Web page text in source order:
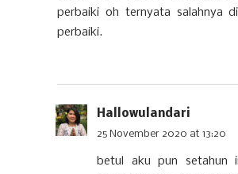
perbaiki oh ternyata salahnya
perbaiki.
Hallowulandari
25 November 2020 at 13:20
betul aku pun setahun